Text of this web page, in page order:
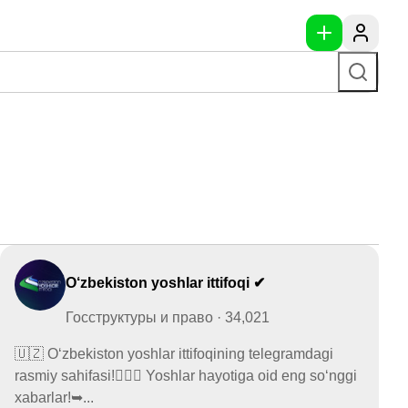
O‘zbekiston yoshlar ittifoqi ✔
Госструктуры и право · 34,021
🇺🇿 O‘zbekiston yoshlar ittifoqining telegramdagi
rasmiy sahifasi!🙋🏻‍♂️ Yoshlar hayotiga oid eng so‘nggi
xabarlar!➥...